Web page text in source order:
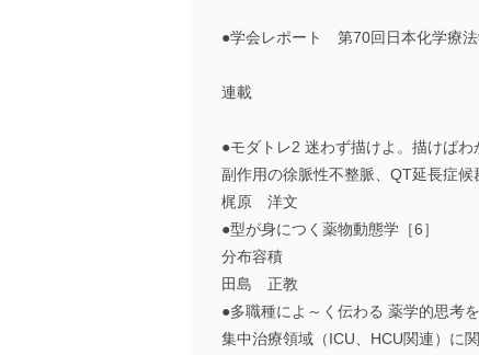
●学会レポート 第70回日本化学療
連載
●モダトレ2 迷わず描けよ。描けばわ
副作用の徐脈性不整脈、QT延長症
梶原 洋文
●型が身につく薬物動態学［6］
分布容積
田島 正教
●多職種によ～く伝わる 薬学的思考
集中治療領域（ICU、HCU関連）に